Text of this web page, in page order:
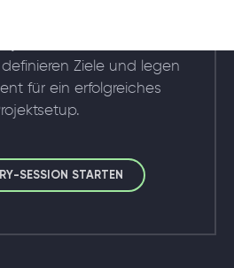
Ziele und legen
für ein erfolgreiches
SESSION STARTEN